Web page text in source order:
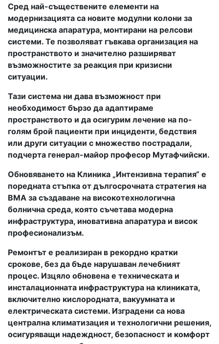
Сред най-съществените елементи на
модернизацията са новите модулни колони за
медицинска апаратура, монтирани на релсови
системи. Те позволяват гъвкава организация на
пространството и значително разширяват
възможностите за реакция при кризисни
ситуации.
Тази система ни дава възможност при
необходимост бързо да адаптираме
пространството и да осигурим лечение на по-
голям брой пациенти при инциденти, бедствия
или други ситуации с множество пострадали,
подчерта генерал-майор професор Мутафчийски.
Обновяването на Клиника „Интензивна терапия“ е
поредната стъпка от дългосрочната стратегия на
ВМА за създаване на високотехнологична
болнична среда, която съчетава модерна
инфраструктура, иновативна апаратура и висок
професионализъм.
Ремонтът е реализиран в рекордно кратки
срокове, без да бъде нарушаван лечебният
процес. Изцяло обновена е техническата и
инсталационната инфраструктура на клиниката,
включително кислородната, вакуумната и
електрическата системи. Изградени са нова
централна климатизация и технологични решения,
осигуряващи надеждност, безопасност и комфорт